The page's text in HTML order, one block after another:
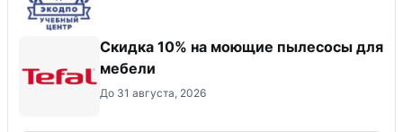
Скидка 10% на моющие пылесосы для
мебели
До 31 августа, 2026